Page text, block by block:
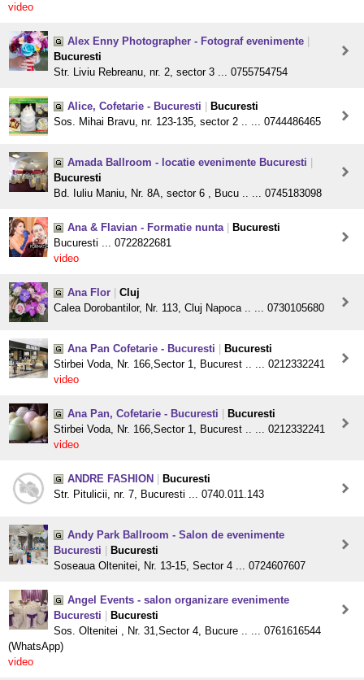
video
Alex Enny Photographer - Fotograf evenimente
Bucuresti
Str. Liviu Rebreanu, nr. 2, sector 3 ... 0755754754
Alice, Cofetarie - Bucuresti
Bucuresti
Sos. Mihai Bravu, nr. 123-135, sector 2 .. ... 0744486465
Amada Ballroom - locatie evenimente Bucuresti
Bucuresti
Bd. Iuliu Maniu, Nr. 8A, sector 6 , Bucu .. ... 0745183098
Ana & Flavian - Formatie nunta
Bucuresti
Bucuresti ... 0722822681
video
Ana Flor
Cluj
Calea Dorobantilor, Nr. 113, Cluj Napoca .. ... 0730105680
Ana Pan Cofetarie - Bucuresti
Bucuresti
Stirbei Voda, Nr. 166,Sector 1, Bucurest .. ... 0212332241
video
Ana Pan, Cofetarie - Bucuresti
Bucuresti
Stirbei Voda, Nr. 166,Sector 1, Bucurest .. ... 0212332241
video
ANDRE FASHION
Bucuresti
Str. Pitulicii, nr. 7, Bucuresti ... 0740.011.143
Andy Park Ballroom - Salon de evenimente
Bucuresti
Bucuresti
Soseaua Oltenitei, Nr. 13-15, Sector 4 ... 0724607607
Angel Events - salon organizare evenimente
Bucuresti
Bucuresti
Sos. Oltenitei , Nr. 31,Sector 4, Bucure .. ... 0761616544
(WhatsApp)
video